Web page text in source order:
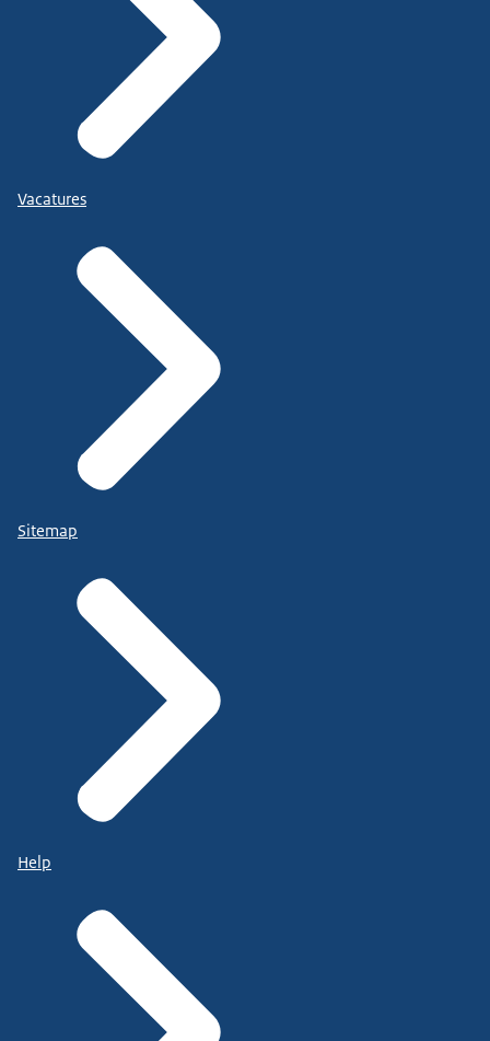
Vacatures
Sitemap
Help